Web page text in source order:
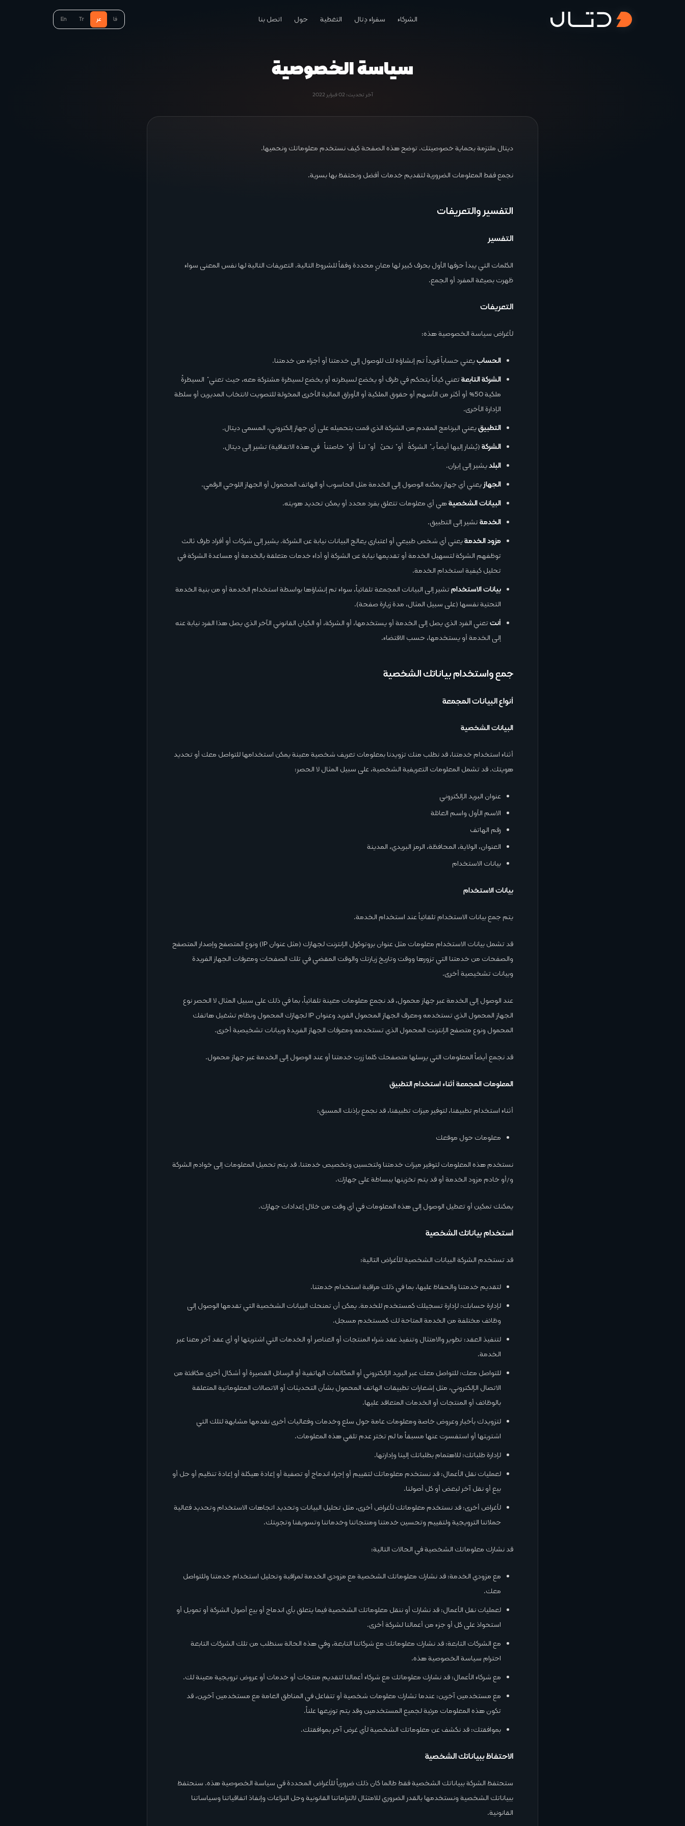
الشركاء سفراء دِتال التغطية حول اتصل بنا فا عر Tr
En
سياسة الخصوصية
آخر تحديث: 02 فبراير 2022
ديتال ملتزمة بحماية خصوصيتك. توضح هذه الصفحة كيف نستخدم معلوماتك ونحميها.
نجمع فقط المعلومات الضرورية لتقديم خدمات أفضل ونحتفظ بها بسرية.
التفسير والتعريفات
التفسير
الكلمات التي يبدأ حرفها الأول بحرف كبير لها معانٍ محددة وفقاً للشروط التالية. التعريفات التالية لها نفس المعنى سواء
ظهرت بصيغة المفرد أو الجمع.
التعريفات
لأغراض سياسة الخصوصية هذه:
الحسابيعني حساباً فريداً تم إنشاؤه لك للوصول إلى خدمتنا أو أجزاء من خدمتنا.
الشركة التابعةتعني كياناً يتحكم في طرف أو يخضع لسيطرته أو يخضع لسيطرة مشتركة معه، حيث تعني "السيطرة"
ملكية 50% أو أكثر من الأسهم أو حقوق الملكية أو الأوراق المالية الأخرى المخولة للتصويت لانتخاب المديرين أو سلطة
الإدارة الأخرى.
التطبيقيعني البرنامج المقدم من الشركة الذي قمت بتحميله على أي جهاز إلكتروني، المسمى ديتال.
الشركة (يُشار إليها أيضاً بـ "الشركة" أو "نحن" أو "لنا" أو "خاصتنا" في هذه الاتفاقية) تشير إلى ديتال.
البلديشير إلى إيران.
الجهازيعني أي جهاز يمكنه الوصول إلى الخدمة مثل الحاسوب أو الهاتف المحمول أو الجهاز اللوحي الرقمي.
البيانات الشخصيةهي أي معلومات تتعلق بفرد محدد أو يمكن تحديد هويته.
الخدمةتشير إلى التطبيق.
مزود الخدمةيعني أي شخص طبيعي أو اعتباري يعالج البيانات نيابة عن الشركة. يشير إلى شركات أو أفراد طرف ثالث
توظفهم الشركة لتسهيل الخدمة أو تقديمها نيابة عن الشركة أو أداء خدمات متعلقة بالخدمة أو مساعدة الشركة في
تحليل كيفية استخدام الخدمة.
بيانات الاستخدامتشير إلى البيانات المجمعة تلقائياً، سواء تم إنشاؤها بواسطة استخدام الخدمة أو من بنية الخدمة
التحتية نفسها (على سبيل المثال، مدة زيارة صفحة).
أنتتعني الفرد الذي يصل إلى الخدمة أو يستخدمها، أو الشركة، أو الكيان القانوني الآخر الذي يصل هذا الفرد نيابة عنه
إلى الخدمة أو يستخدمها، حسب الاقتضاء.
جمع واستخدام بياناتك الشخصية
أنواع البيانات المجمعة
البيانات الشخصية
أثناء استخدام خدمتنا، قد نطلب منك تزويدنا بمعلومات تعريف شخصية معينة يمكن استخدامها للتواصل معك أو تحديد
هويتك. قد تشمل المعلومات التعريفية الشخصية، على سبيل المثال لا الحصر:
عنوان البريد الإلكتروني
الاسم الأول واسم العائلة
رقم الهاتف
العنوان، الولاية، المحافظة، الرمز البريدي، المدينة
بيانات الاستخدام
بيانات الاستخدام
يتم جمع بيانات الاستخدام تلقائياً عند استخدام الخدمة.
قد تشمل بيانات الاستخدام معلومات مثل عنوان بروتوكول الإنترنت لجهازك (مثل عنوان IP) ونوع المتصفح وإصدار المتصفح
والصفحات من خدمتنا التي تزورها ووقت وتاريخ زيارتك والوقت المقضي في تلك الصفحات ومعرفات الجهاز الفريدة
وبيانات تشخيصية أخرى.
عند الوصول إلى الخدمة عبر جهاز محمول، قد نجمع معلومات معينة تلقائياً، بما في ذلك على سبيل المثال لا الحصر نوع
الجهاز المحمول الذي تستخدمه ومعرف الجهاز المحمول الفريد وعنوان IP لجهازك المحمول ونظام تشغيل هاتفك
المحمول ونوع متصفح الإنترنت المحمول الذي تستخدمه ومعرفات الجهاز الفريدة وبيانات تشخيصية أخرى.
قد نجمع أيضاً المعلومات التي يرسلها متصفحك كلما زرت خدمتنا أو عند الوصول إلى الخدمة عبر جهاز محمول.
المعلومات المجمعة أثناء استخدام التطبيق
أثناء استخدام تطبيقنا، لتوفير ميزات تطبيقنا، قد نجمع بإذنك المسبق:
معلومات حول موقعك
نستخدم هذه المعلومات لتوفير ميزات خدمتنا ولتحسين وتخصيص خدمتنا. قد يتم تحميل المعلومات إلى خوادم الشركة
و/أو خادم مزود الخدمة أو قد يتم تخزينها ببساطة على جهازك.
يمكنك تمكين أو تعطيل الوصول إلى هذه المعلومات في أي وقت من خلال إعدادات جهازك.
استخدام بياناتك الشخصية
قد تستخدم الشركة البيانات الشخصية للأغراض التالية:
لتقديم خدمتنا والحفاظ عليها، بما في ذلك مراقبة استخدام خدمتنا.
لإدارة حسابك: لإدارة تسجيلك كمستخدم للخدمة. يمكن أن تمنحك البيانات الشخصية التي تقدمها الوصول إلى
وظائف مختلفة من الخدمة المتاحة لك كمستخدم مسجل.
لتنفيذ العقد: تطوير والامتثال وتنفيذ عقد شراء المنتجات أو العناصر أو الخدمات التي اشتريتها أو أي عقد آخر معنا عبر
الخدمة.
للتواصل معك: للتواصل معك عبر البريد الإلكتروني أو المكالمات الهاتفية أو الرسائل القصيرة أو أشكال أخرى مكافئة من
الاتصال الإلكتروني، مثل إشعارات تطبيقات الهاتف المحمول بشأن التحديثات أو الاتصالات المعلوماتية المتعلقة
بالوظائف أو المنتجات أو الخدمات المتعاقد عليها.
لتزويدك بأخبار وعروض خاصة ومعلومات عامة حول سلع وخدمات وفعاليات أخرى نقدمها مشابهة لتلك التي
اشتريتها أو استفسرت عنها مسبقاً ما لم تختر عدم تلقي هذه المعلومات.
لإدارة طلباتك: للاهتمام بطلباتك إلينا وإدارتها.
لعمليات نقل الأعمال: قد نستخدم معلوماتك لتقييم أو إجراء اندماج أو تصفية أو إعادة هيكلة أو إعادة تنظيم أو حل أو
بيع أو نقل آخر لبعض أو كل أصولنا.
لأغراض أخرى: قد نستخدم معلوماتك لأغراض أخرى، مثل تحليل البيانات وتحديد اتجاهات الاستخدام وتحديد فعالية
حملاتنا الترويجية ولتقييم وتحسين خدمتنا ومنتجاتنا وخدماتنا وتسويقنا وتجربتك.
قد نشارك معلوماتك الشخصية في الحالات التالية:
مع مزودي الخدمة: قد نشارك معلوماتك الشخصية مع مزودي الخدمة لمراقبة وتحليل استخدام خدمتنا وللتواصل
معك.
لعمليات نقل الأعمال: قد نشارك أو ننقل معلوماتك الشخصية فيما يتعلق بأي اندماج أو بيع أصول الشركة أو تمويل أو
استحواذ على كل أو جزء من أعمالنا لشركة أخرى.
مع الشركات التابعة: قد نشارك معلوماتك مع شركاتنا التابعة، وفي هذه الحالة سنطلب من تلك الشركات التابعة
احترام سياسة الخصوصية هذه.
مع شركاء الأعمال: قد نشارك معلوماتك مع شركاء أعمالنا لتقديم منتجات أو خدمات أو عروض ترويجية معينة لك.
مع مستخدمين آخرين: عندما تشارك معلومات شخصية أو تتفاعل في المناطق العامة مع مستخدمين آخرين، قد
تكون هذه المعلومات مرئية لجميع المستخدمين وقد يتم توزيعها علناً.
بموافقتك: قد نكشف عن معلوماتك الشخصية لأي غرض آخر بموافقتك.
الاحتفاظ ببياناتك الشخصية
ستحتفظ الشركة ببياناتك الشخصية فقط طالما كان ذلك ضرورياً للأغراض المحددة في سياسة الخصوصية هذه. سنحتفظ
ببياناتك الشخصية ونستخدمها بالقدر الضروري للامتثال لالتزاماتنا القانونية وحل النزاعات وإنفاذ اتفاقياتنا وسياساتنا
القانونية.